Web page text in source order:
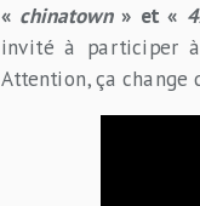
« chinatown» et «
invité à participer à
Attention, ça change